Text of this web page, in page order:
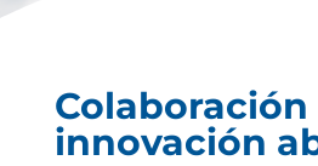
Colaboración
innovación